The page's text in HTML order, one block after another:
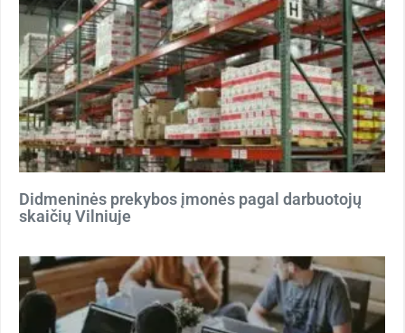
Didmeninės prekybos įmonės pagal darbuotojų
skaičių Vilniuje